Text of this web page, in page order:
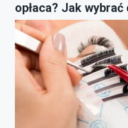
opłaca? Jak